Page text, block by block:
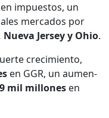
en impuestos, un
mer­ca­dos por
Jer­sey y Ohio.
crec­imien­to,
en GGR, un aumen­
mil mil­lones en